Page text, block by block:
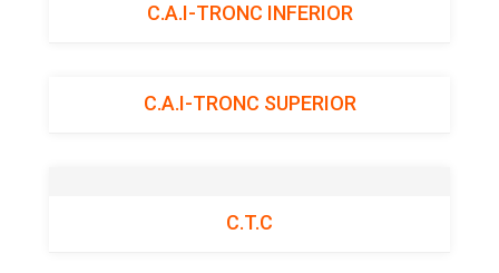
C.A.I-TRONC INFERIOR
C.A.I-TRONC SUPERIOR
C.T.C